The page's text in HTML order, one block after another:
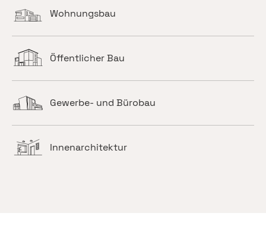
Wohnungsbau
Öffentlicher Bau
Gewerbe- und Bürobau
Innenarchitektur